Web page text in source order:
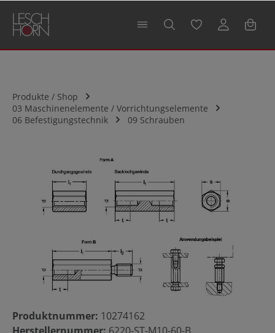
springen
Produkte / Shop
03 Maschinenelemente / Vorrichtungselemente
06 Befestigungstechnik
09 Schrauben
Bildergalerie überspringen
Produktnummer: 10274162